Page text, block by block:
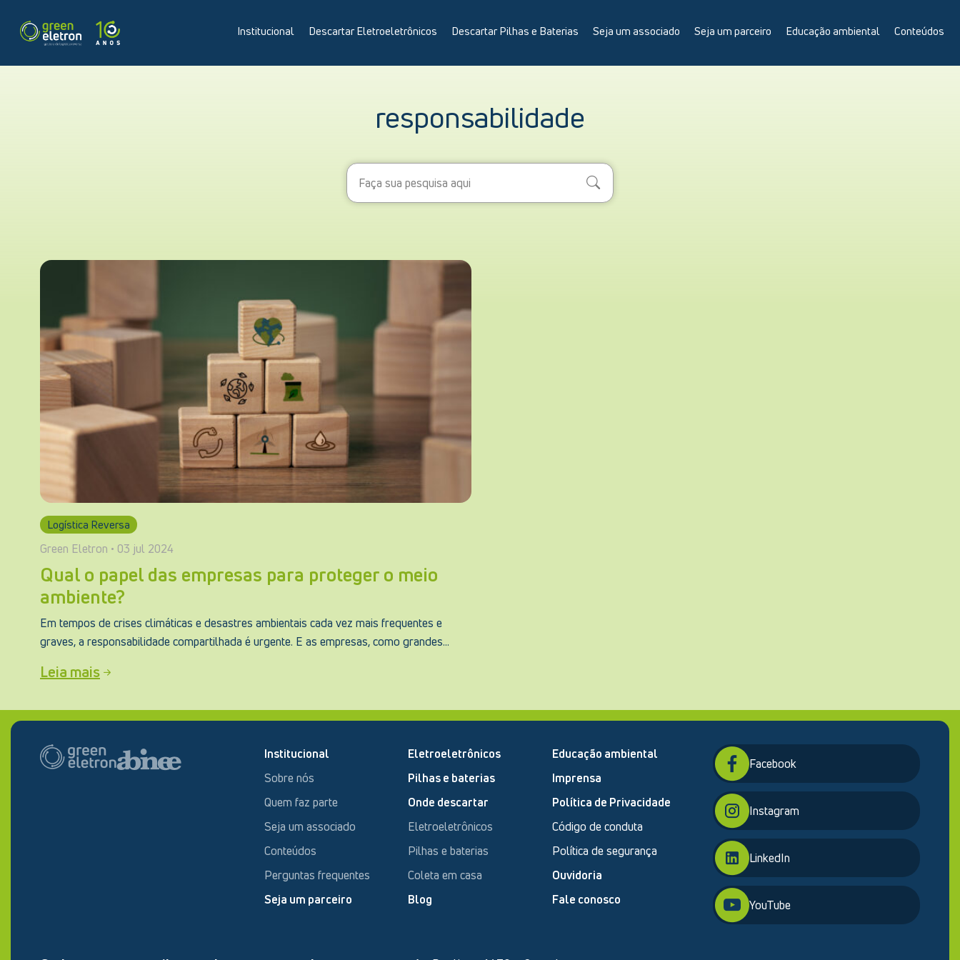
Institucional Descartar Eletroeletrônicos Descartar Pilhas e Baterias Seja um associado Seja um parceiro Educação ambiental Conteúdos
responsabilidade
Search
Logística Reversa
Green Eletron • 03 jul 2024
Qual o papel das empresas para proteger o meio
ambiente?
Em tempos de crises climáticas e desastres ambientais cada vez mais frequentes e
graves, a responsabilidade compartilhada é urgente. E as empresas, como grandes...
Leia mais
Institucional
Sobre nós
Quem faz parte
Seja um associado
Conteúdos
Perguntas frequentes
Seja um parceiro
Eletroeletrônicos
Pilhas e baterias
Onde descartar
Eletroeletrônicos
Pilhas e baterias
Coleta em casa
Blog
Educação ambiental
Imprensa
Política de Privacidade
Código de conduta
Política de segurança
Ouvidoria
Fale conosco
Facebook
Instagram
LinkedIn
YouTube